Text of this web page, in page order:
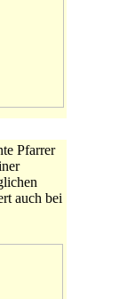
Pfarrer
auch bei